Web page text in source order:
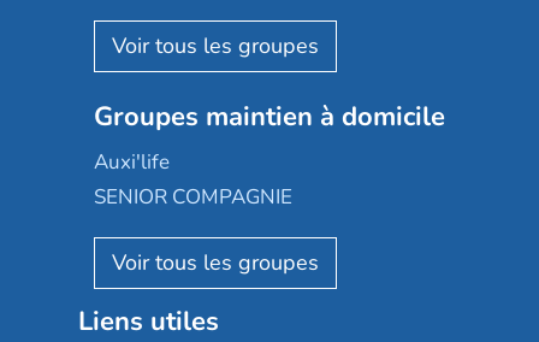
Aquarelia
Nexity edenea
Les jardins d'Arcadie
Occitalia
Appartseniors
Reseda
Stella management
Les villages d'or
Korian
Emera
Groupe SOS
Le Noble Âge
Almage
Résidalya
Groupe aplus
Groupes maintien à domicile
Auxi'life
SENIOR COMPAGNIE
AGE D'OR Services
Liens utiles